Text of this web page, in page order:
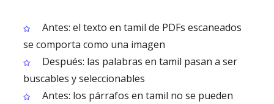
Antes: el texto en tamil de PDFs escaneados
se comporta como una imagen
Después: las palabras en tamil pasan a ser
buscables y seleccionables
Antes: los párrafos en tamil no se pueden